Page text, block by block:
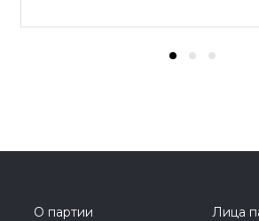
О партии
Лица